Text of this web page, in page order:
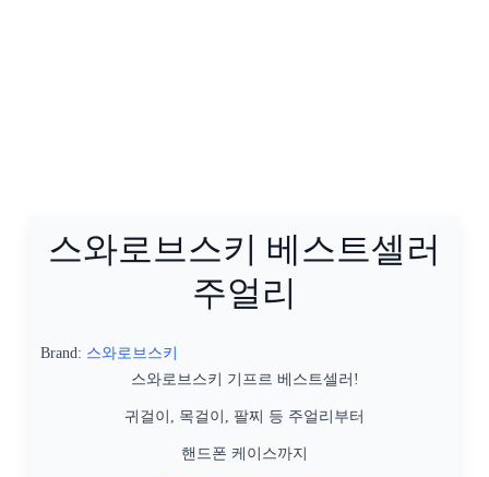
스와로브스키 베스트셀러
주얼리
Brand: 스와로브스키
스와로브스키 기프르 베스트셀러!
귀걸이, 목걸이, 팔찌 등 주얼리부터
핸드폰 케이스까지